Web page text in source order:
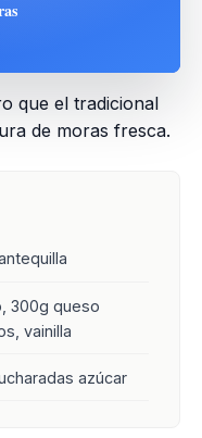
que el tradicional
de moras fresca.
300g queso
vainilla
azúcar